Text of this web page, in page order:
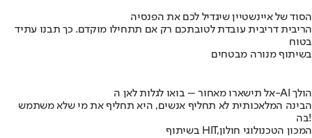
הסוד של איינשטיין שיגדיל לכם את הפנסיה
הריבית דריבית עובדת לטובתכם רק אם תתחילו מוקדם. כך תבנו עתיד
בטוח
בשיתוף מנורה מבטחים
אל תישארו מאחור – בואו לגלות לאן ה-AI הולך
הבינה המלאכותית לא תחליף אנשים, היא תחליף את מי שלא משתמש
בה!
בשיתוף HIT,המכון הטכנולוגי חולון